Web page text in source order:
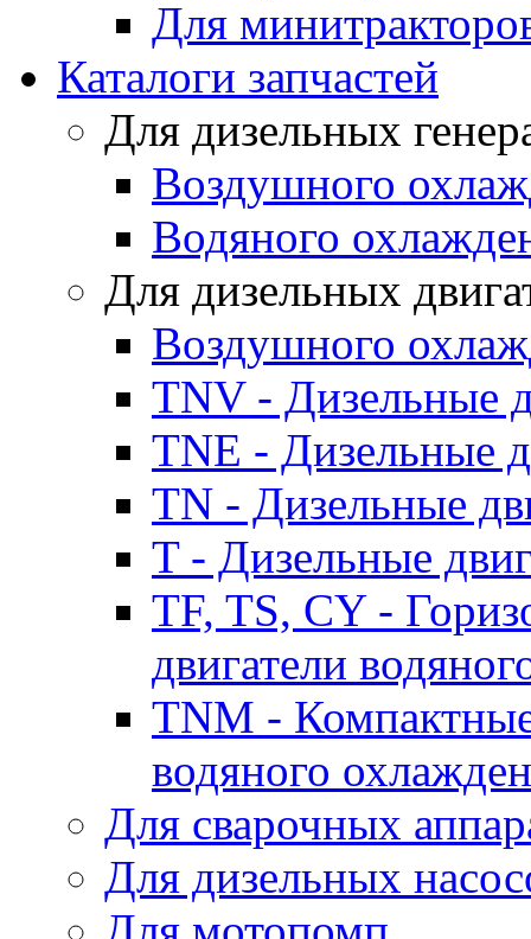
Для
Каталоги запчастей
Для дизельных
Воздушного
Водяного
Для дизельных
Воздушного
TNV - Дизельные
TNE - Дизельные
TN - Дизельные
T - Дизельные
TF, TS, CY -
двигатели
TNM -
водяного
Для сварочных
Для дизельных